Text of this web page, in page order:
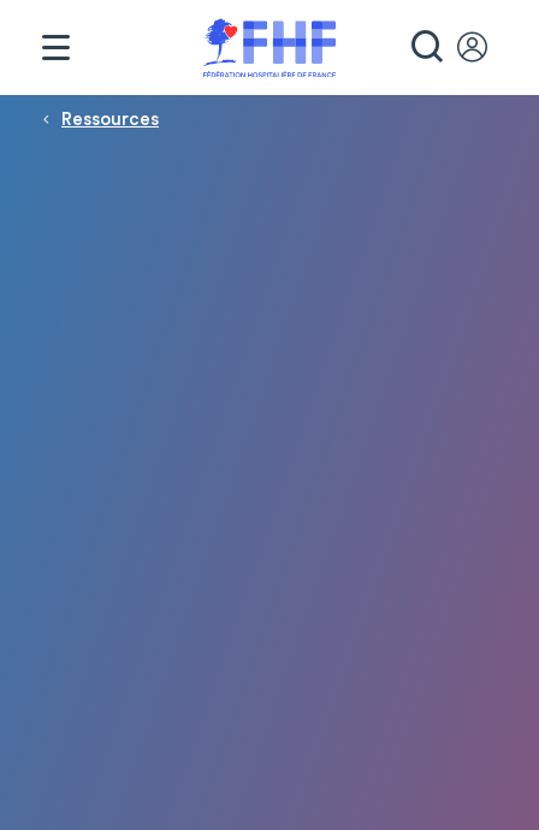
Fil d'Ariane
Ressources
Panneau de gestion des cookies